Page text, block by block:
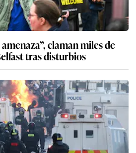
claman miles de
tras disturbios